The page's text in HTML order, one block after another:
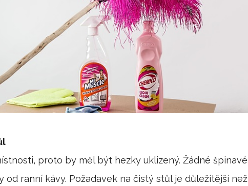
proto by měl být hezky uklizený. Žádné špinavé
od ranní kávy. Požadavek na čistý stůl je důležitější než